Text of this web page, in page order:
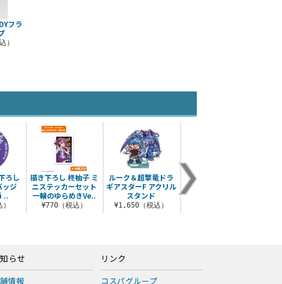
フラ
）
ろし
ッジ
..
描き下ろし 柊柚子 ミ
ニステッカーセット
一輪のゆらめきVe..
¥770（税込）
ルーク＆超撃竜ドラ
ギアスターF アクリル
スタンド
¥1,650（税込）
鴻上了見 アクリルス
タンド Cafè Nagiの
らせ
情報
リンク
コスパグループ